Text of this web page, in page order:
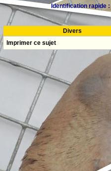
Identification rapide :
Divers
Imprimer ce sujet